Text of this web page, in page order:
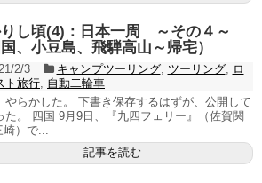
し頃(4)：日本一周 ～その４～
国、小豆島、飛騨高山～帰宅）
2/3 キャンプツーリング, ツーリング, ロ
ト旅行, 自動二輪車
やらかした。 下書き保存するはずが、公開して
た。 四国 9月9日、『九四フェリー』（佐賀関
崎）で...
記事を読む